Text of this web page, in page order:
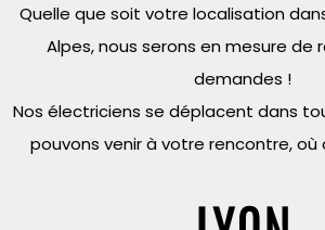
Quelle que soit votre localisation
Alpes, nous serons en mesure de
demandes !
Nos électriciens se déplacent dans
pouvons venir à votre rencontre, où